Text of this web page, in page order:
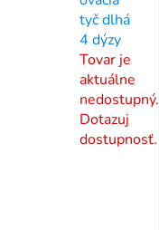
tyč dlhá
4 dýzy
Tovar je
aktuálne
nedostupný.
Dotazuj
dostupnosť.